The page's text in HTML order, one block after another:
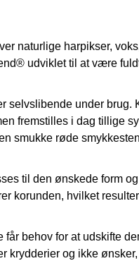
naturlige harpikser,
® udviklet til at være
selvslibende under brug.
fremstilles i dag tillige
smukke røde
til den ønskede form
korunden, hvilket
behov for at udskifte
krydderier og ikke